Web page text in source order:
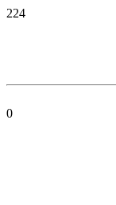
224
0